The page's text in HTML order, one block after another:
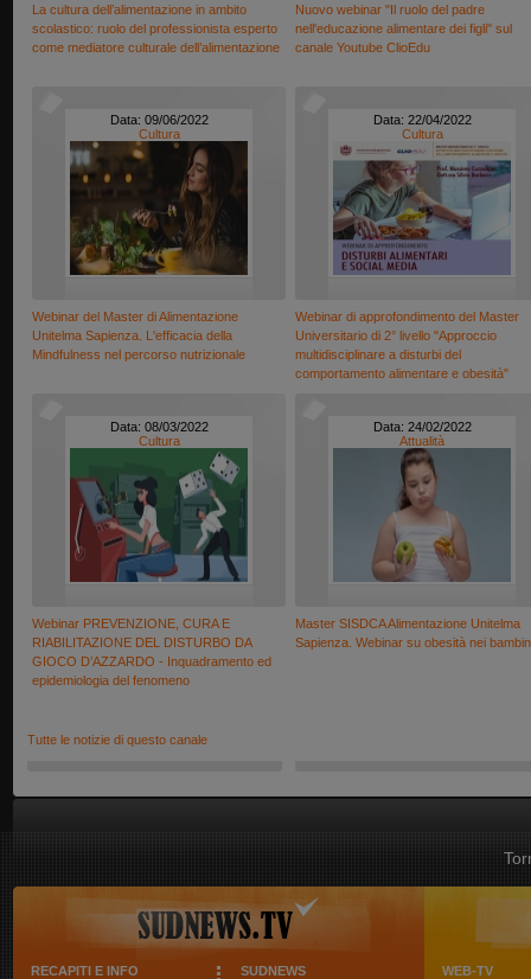
La cultura dell’alimentazione in ambito
scolastico: ruolo del professionista esperto
come mediatore culturale dell’alimentazione
Nuovo webinar "Il ruolo del padre
nell'educazione alimentare dei figli" sul
canale Youtube ClioEdu
Data: 09/06/2022
Cultura
Webinar del Master di Alimentazione
Unitelma Sapienza. L'efficacia della
Mindfulness nel percorso nutrizionale
Data: 22/04/2022
Cultura
Webinar di approfondimento del Master
Universitario di 2° livello "Approccio
multidisciplinare a disturbi del
comportamento alimentare e obesità"
Data: 08/03/2022
Cultura
Webinar PREVENZIONE, CURA E
RIABILITAZIONE DEL DISTURBO DA
GIOCO D’AZZARDO - Inquadramento ed
epidemiologia del fenomeno
Data: 24/02/2022
Attualità
Master SISDCA Alimentazione Unitelma
Sapienza. Webinar su obesità nei
Tutte le notizie di questo canale
RECAPITI E INFO SUDNEWS WEB-TV